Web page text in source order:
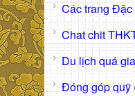
Các trang Đặc
Chat chit
Du lịch quá
Đóng góp quỹ